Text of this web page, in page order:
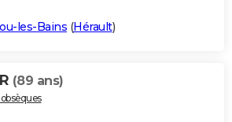
les-Bains (Hérault)
(89 ans)